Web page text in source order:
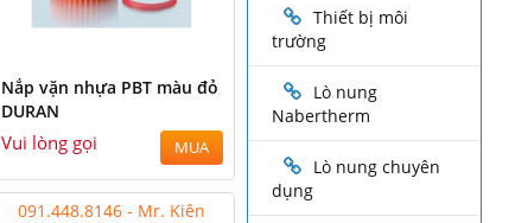
Nắp vặn nhựa PBT màu đỏ
DURAN
Vui lòng gọi MUA
091.448.8146 - Mr. Kiên
Thiết bị môi
trường
Lò nung
Nabertherm
Lò nung chuyên
dụng